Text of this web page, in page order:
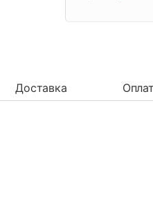
Доставка